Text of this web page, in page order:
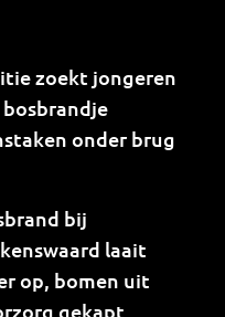
zoekt jongeren
onder brug
bij
laait
op, bomen uit
gekapt